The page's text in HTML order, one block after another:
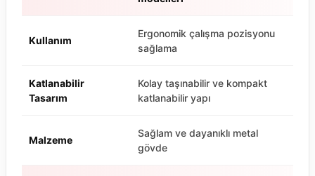
Kullanım
Ergonomik çalışma pozisyonu
sağlama
Katlanabilir
Tasarım
Kolay taşınabilir ve kompakt
katlanabilir yapı
Malzeme
Sağlam ve dayanıklı metal
gövde